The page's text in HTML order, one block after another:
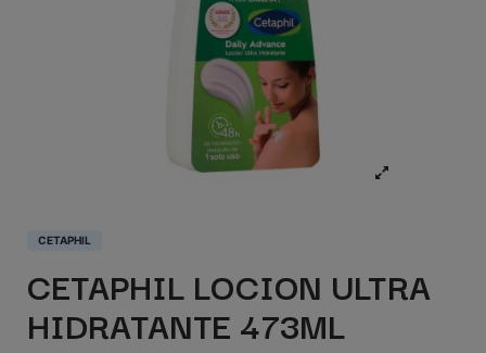
CETAPHIL
CETAPHIL LOCION ULTRA
HIDRATANTE 473ML